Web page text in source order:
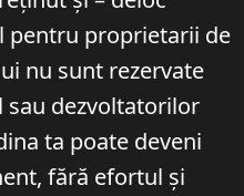
pentru proprietarii de
nu sunt rezervate
sau dezvoltatorilor
ta poate deveni
fără efortul și